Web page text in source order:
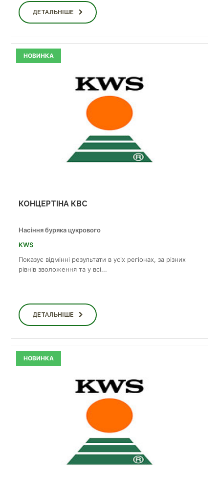
ДЕТАЛЬНІШЕ
КОНЦЕРТІНА КВС
Насіння буряка цукрового
KWS
Показує відмінні результати в усіх регіонах, за різних
рівнів зволоження та у всі...
ДЕТАЛЬНІШЕ
НОВИНКА
НОВИНКА